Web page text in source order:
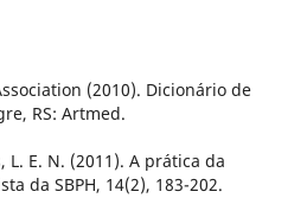
(2010). Dicionário de
RS: Artmed.
E. N. (2011). A prática da
da SBPH, 14(2), 183-202.